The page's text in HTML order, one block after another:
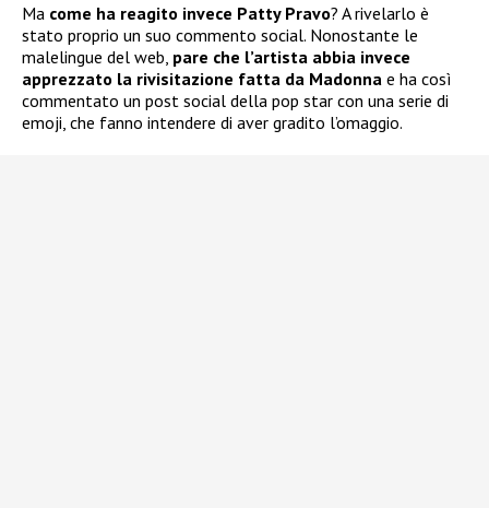
Ma come ha reagito invece Patty Pravo? A rivelarlo è
stato proprio un suo commento social. Nonostante le
malelingue del web, pare che l’artista abbia invece
apprezzato la rivisitazione fatta da Madonna e ha così
commentato un post social della pop star con una serie di
emoji, che fanno intendere di aver gradito l’omaggio.